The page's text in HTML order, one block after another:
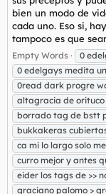
bien un modo de
cada uno. Eso si,
tampoco es que
Empty Words
0
0 edelgays medita
0read dark progre
altagracia de orituco
borrado tag de bstt
bukkakeras
ca mi lo largo solo
curro mejor y antes
eider los tags de >>
graciano palomo >